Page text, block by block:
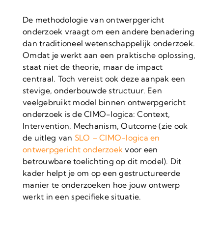
De methodologie van ontwerpgericht
onderzoek vraagt om een andere benadering
dan traditioneel wetenschappelijk onderzoek.
Omdat je werkt aan een praktische oplossing,
staat niet de theorie, maar de impact
centraal. Toch vereist ook deze aanpak een
stevige, onderbouwde structuur. Een
veelgebruikt model binnen ontwerpgericht
onderzoek is de CIMO-logica: Context,
Intervention, Mechanism, Outcome (zie ook
de uitleg van SLO – CIMO-logica en
ontwerpgericht onderzoek voor een
betrouwbare toelichting op dit model). Dit
kader helpt je om op een gestructureerde
manier te onderzoeken hoe jouw ontwerp
werkt in een specifieke situatie.